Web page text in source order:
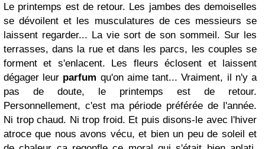
Le printemps est de retour. Les jambes des demoiselles
se dévoilent et les musculatures de ces messieurs se
laissent regarder... La vie sort de son sommeil. Sur les
terrasses, dans la rue et dans les parcs, les couples se
forment et s'enlacent. Les fleurs éclosent et laissent
dégager leur parfum qu'on aime tant... Vraiment, il n'y a
pas de doute, le printemps est de retour.
Personnellement, c'est ma période préférée de l'année.
Ni trop chaud. Ni trop froid. Et puis disons-le avec l'hiver
atroce que nous avons vécu, et bien un peu de soleil et